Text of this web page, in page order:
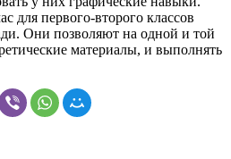
для первого-второго классов
Они позволяют на одной и той
материалы, и выполнять